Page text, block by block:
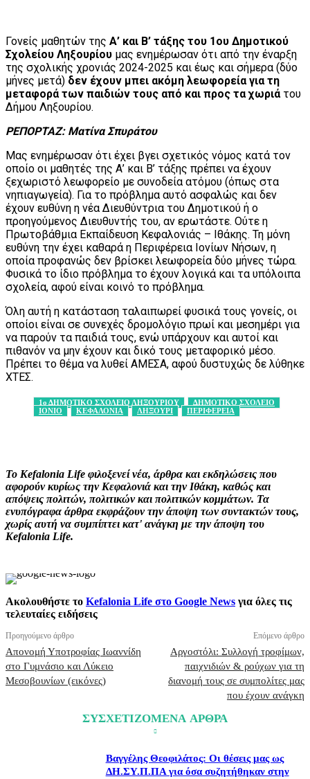
Γονείς μαθητών της Α’ και Β’ τάξης του 1ου Δημοτικού
Σχολείου Ληξουρίου μας ενημέρωσαν ότι από την έναρξη
της σχολικής χρονιάς 2024-2025 και έως και σήμερα (δύο
μήνες μετά) δεν έχουν μπει ακόμη λεωφορεία για τη
μεταφορά των παιδιών τους από και προς τα χωριάτου
Δήμου Ληξουρίου.
ΡΕΠΟΡΤΑΖ: Ματίνα Σπυράτου
Μας ενημέρωσαν ότι έχει βγει σχετικός νόμος κατά τον
οποίο οι μαθητές της Α’ και Β’ τάξης πρέπει να έχουν
ξεχωριστό λεωφορείο με συνοδεία ατόμου (όπως στα
νηπιαγωγεία). Για το πρόβλημα αυτό ασφαλώς και δεν
έχουν ευθύνη η νέα Διευθύντρια του Δημοτικού ή ο
προηγούμενος Διευθυντής του, αν ερωτάστε. Ούτε η
Πρωτοβάθμια Εκπαίδευση Κεφαλονιάς – Ιθάκης. Τη μόνη
ευθύνη την έχει καθαρά η Περιφέρεια Ιονίων Νήσων, η
οποία προφανώς δεν βρίσκει λεωφορεία δύο μήνες τώρα.
Φυσικά το ίδιο πρόβλημα το έχουν λογικά και τα υπόλοιπα
σχολεία, αφού είναι κοινό το πρόβλημα.
Όλη αυτή η κατάσταση ταλαιπωρεί φυσικά τους γονείς, οι
οποίοι είναι σε συνεχές δρομολόγιο πρωί και μεσημέρι για
να παρούν τα παιδιά τους, ενώ υπάρχουν και αυτοί και
πιθανόν να μην έχουν και δικό τους μεταφορικό μέσο.
Πρέπει το θέμα να λυθεί ΑΜΕΣΑ, αφού δυστυχώς δε λύθηκε
ΧΤΕΣ.
1ο ΔΗΜΟΤΙΚΟ ΣΧΟΛΕΙΟ ΛΗΞΟΥΡΙΟΥ
ΔΗΜΟΤΙΚΟ ΣΧΟΛΕΙΟ
ΙΟΝΙΟ
ΚΕΦΑΛΟΝΙΑ ΛΗΞΟΥΡΙ ΠΕΡΙΦΕΡΕΙΑ
Το Kefalonia Life φιλοξενεί νέα, άρθρα και εκδηλώσεις που
αφορούν κυρίως την Κεφαλονιά και την Ιθάκη, καθώς και
απόψεις πολιτών, πολιτικών και πολιτικών κομμάτων. Τα
ενυπόγραφα άρθρα εκφράζουν την άποψη των συντακτών τους,
χωρίς αυτή να συμπίπτει κατ' ανάγκη με την άποψη του
Kefalonia Life.
Ακολουθήστε το Kefalonia Life στο Google News για όλες τις
τελευταίες ειδήσεις
Προηγούμενο άρθρο
Απονομή Υποτροφίας Ιωαννίδη
στο Γυμνάσιο και Λύκειο
Μεσοβουνίων (εικόνες)
Επόμενο άρθρο
Αργοστόλι: Συλλογή τροφίμων,
παιχνιδιών & ρούχων για τη
διανομή τους σε συμπολίτες μας
που έχουν ανάγκη
ΣΥΣΧΕΤΙΖΟΜΕΝΑ ΑΡΘΡΑ
Βαγγέλης Θεοφιλάτος: Οι θέσεις μας ως
ΔΗ.ΣΥ.Π.ΠΑ για όσα συζητήθηκαν στην